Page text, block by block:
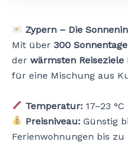
Zypern – Die
Mit über 300
der wärmsten
für eine Mischung aus
Temperatur: 17–23 °C
Preisniveau: Günstig
Ferienwohnungen bis zu